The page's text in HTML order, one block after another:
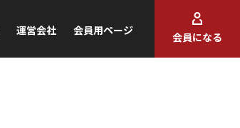
運営会社 会員用ページ
会員になる